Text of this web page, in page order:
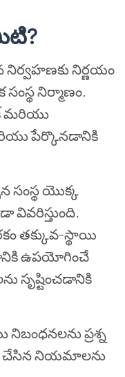
నిర్వహణకు నిర్ణయం
నిర్మాణం.
మరియు
పేర్కొనడానికి
సంస్థ యొక్క
వివరిస్తుంది.
తక్కువ-స్థాయి
ఉపయోగించే
సృష్టించడానికి
ప్రశ్న
చేసిన నియమాలను